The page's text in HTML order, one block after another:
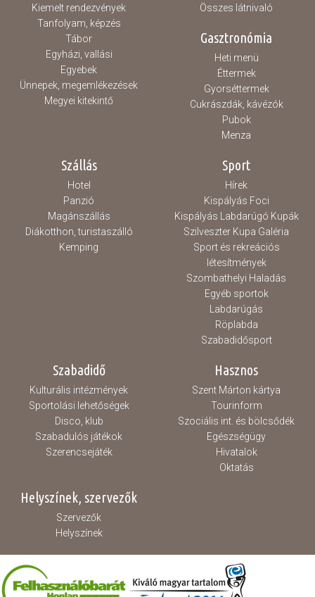
Kiemelt rendezvények
Tanfolyam, képzés
Tábor
Egyházi, vallási
Egyebek
Ünnepek, megemlékezések
Megyei kitekintő
Összes látnivaló
Gasztronómia
Heti menü
Éttermek
Gyorséttermek
Cukrászdák, kávézók
Pubok
Menza
Szállás
Hotel
Panzió
Magánszállás
Diákotthon, turistaszálló
Kemping
Sport
Hírek
Kispályás Foci
Kispályás Labdarúgó Kupák
Szilveszter Kupa Galéria
Sport és rekreációs
létesítmények
Szombathelyi Haladás
Egyéb sportok
Labdarúgás
Röplabda
Szabadidősport
Szabadidő
Kulturális intézmények
Sportolási lehetőségek
Disco, klub
Szabadulós játékok
Szerencsejáték
Hasznos
Szent Márton kártya
Tourinform
Szociális int. és bölcsődék
Egészségügy
Hivatalok
Oktatás
Helyszínek, szervezők
Szervezők
Helyszínek